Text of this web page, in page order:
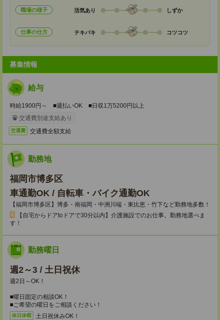
職場の様子 活気あり しずか
仕事の仕方 テキパキ コツコツ
募集情報
給与
時給1900円～ ■週払いOK ■日収1万5200円以上
交通費別途支給あり
交通費 交通費全額支給
勤務地
福岡市博多区
車通勤OK / 自転車・バイク通勤OK
【福岡市博多区】博多・南福岡・中洲川端・東比恵・竹下など勤務地多数！
【自宅からドアtoドアで30分以内】介護施設でのお仕事。勤務地選べま
す！
勤務曜日
週2～3 / 土日祝休
週2日～OK！
■曜日固定の相談OK！
■ご希望の曜日をご相談ください！
休日休暇 土日祝休みOK！